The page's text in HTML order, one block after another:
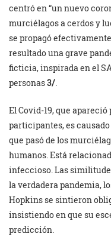
centró en “un nuevo
murciélagos a cerdos y
se propagó
resultado una grave
ficticia, inspirada en el
personas3/.
El Covid-19, que
participantes, es
que pasó de los
humanos. Está
infeccioso. Las
la verdadera pandemia,
Hopkins se sintieron
insistiendo en que su
predicción.